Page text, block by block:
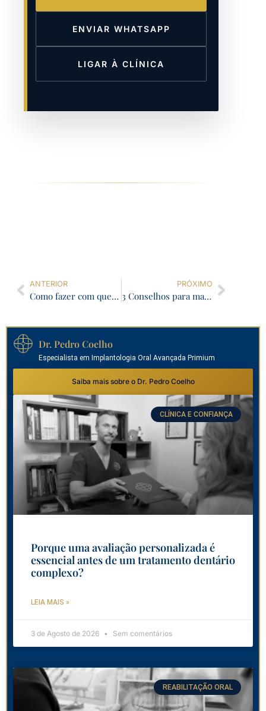
ENVIAR WHATSAPP
LIGAR À CLÍNICA
ANTERIOR
Como fazer com que os implantes dentários durem muitos anos
PRÓXIMO
3 Conselhos para manter o seu branqueamento dentário
Dr. Pedro Coelho
Especialista em Implantologia Oral Avançada Primium
Saiba mais sobre o Dr. Pedro Coelho
CLÍNICA E CONFIANÇA
Porque uma avaliação personalizada é
essencial antes de um tratamento dentário
complexo?
LEIA MAIS »
3 de Agosto de 2026 Sem comentários
REABILITAÇÃO ORAL